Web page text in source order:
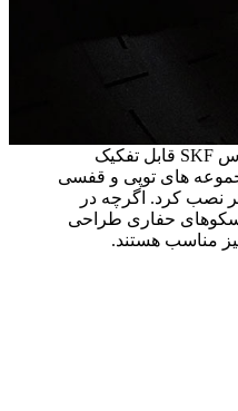
یاتاقان های ساچمه ای زاویه ای تماس SKF قابل تفکیک
های توپی و قفسی
نصب کرد. اگرچه در
سکوهای حفاری طراحی
مناسب هستند.